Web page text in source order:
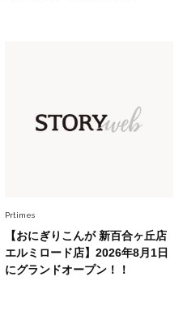
Prtimes
【おにぎりこんが 新百合ヶ丘店
エルミロード店】2026年8月1日
にグランドオープン！！